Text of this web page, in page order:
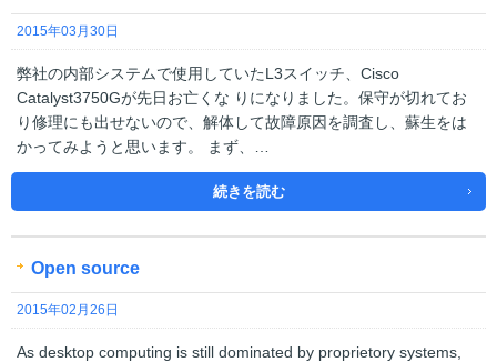
2015年03月30日
弊社の内部システムで使用していたL3スイッチ、Cisco
Catalyst3750Gが先日お亡くな りになりました。保守が切れてお
り修理にも出せないので、解体して故障原因を調査し、蘇生をは
かってみようと思います。 まず、…
続きを読む
Open source
2015年02月26日
As desktop computing is still dominated by proprietory systems,